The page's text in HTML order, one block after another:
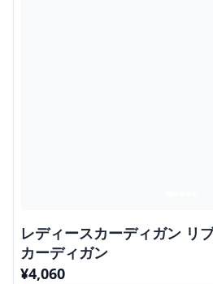
レディースカーディガン リ
カーディガン
¥4,060